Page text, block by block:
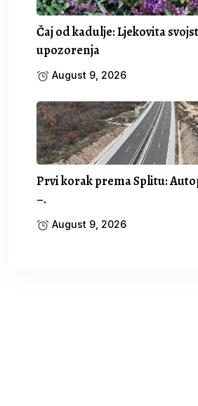
Čaj od kadulje: Ljekovita
upozorenja
August 9, 2026
Prvi korak prema Splitu:
–.
August 9, 2026